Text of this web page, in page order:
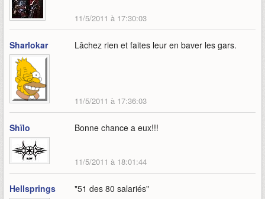
11/5/2011 à 17:30:03
Sharlokar Lâchez rien et faites leur en baver les gars.
11/5/2011 à 17:36:03
Shïlo Bonne chance a eux!!!
11/5/2011 à 18:01:44
Hellsprings "51 des 80 salariés"